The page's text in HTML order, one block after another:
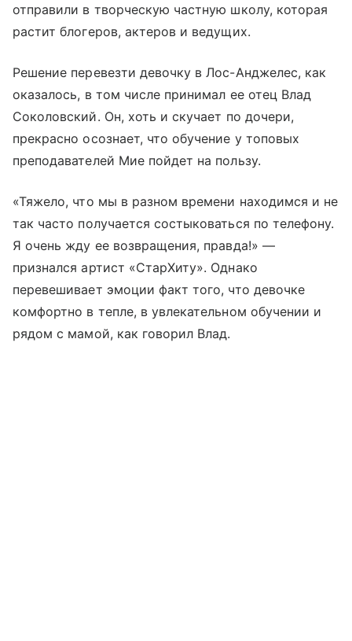
отправили в творческую частную школу, которая
растит блогеров, актеров и ведущих.
Решение перевезти девочку в Лос-Анджелес, как
оказалось, в том числе принимал ее отец Влад
Соколовский. Он, хоть и скучает по дочери,
прекрасно осознает, что обучение у топовых
преподавателей Мие пойдет на пользу.
«Тяжело, что мы в разном времени находимся и не
так часто получается состыковаться по телефону.
Я очень жду ее возвращения, правда!» —
признался артист «СтарХиту». Однако
перевешивает эмоции факт того, что девочке
комфортно в тепле, в увлекательном обучении и
рядом с мамой, как говорил Влад.